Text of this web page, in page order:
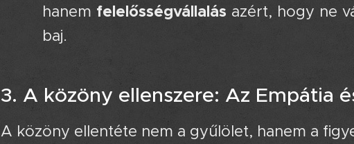
hanem felelősségvállalás azért, hogy ne
baj.
3. A közöny ellenszere: Az Empátia
A közöny ellentéte nem a gyűlölet, hanem a